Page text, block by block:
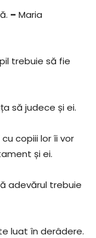
– Maria
trebuie să fie
să judece și ei.
copiii lor îi vor
și ei.
adevărul trebuie
luat în derâdere.